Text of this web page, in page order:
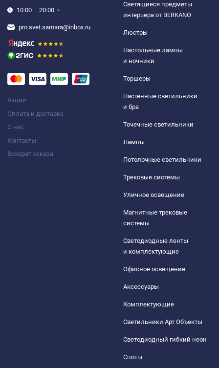
10:00 – 20:00
pro.svet.samara@inbox.ru
Акции
Оплата и доставка
О нас
Контакты
Возврат заказа
Светящиеся предметы
интерьера от BERKANO
Люстры
Настольные лампы
и ночники
Торшеры
Настенные светильники
и бра
Точечные светильники
Лампы
Потолочные светильники
Трековые системы
Уличное освещение
Магнитные трековые
системы
Светодиодные ленты
и комплектующие
Офисное освещение
Аксессуары
Комплектующие
Светильники Арт Объекты
Светодиодный гибкий неон
Споты